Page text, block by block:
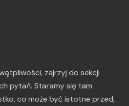
zajrzyj do sekcji
pytań. Staramy się tam
co może być istotne przed,